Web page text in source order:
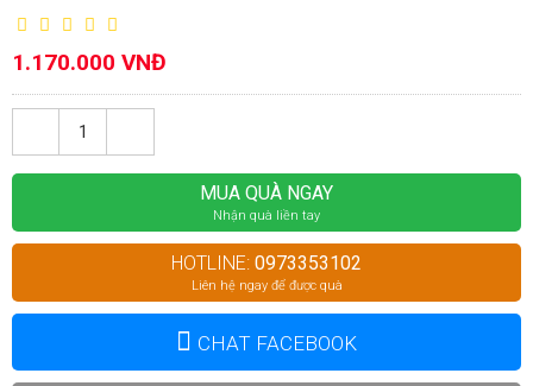
1.170.000 VNĐ
MUA QUÀ NGAY
Nhận quà liền tay
HOTLINE: 0973353102
Liên hệ ngay để được quà
CHAT FACEBOOK